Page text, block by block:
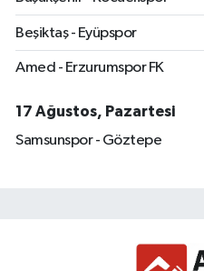
Beşiktaş - Eyüpspor
Amed - Erzurumspor FK
17 Ağustos, Pazartesi
Samsunspor - Göztepe